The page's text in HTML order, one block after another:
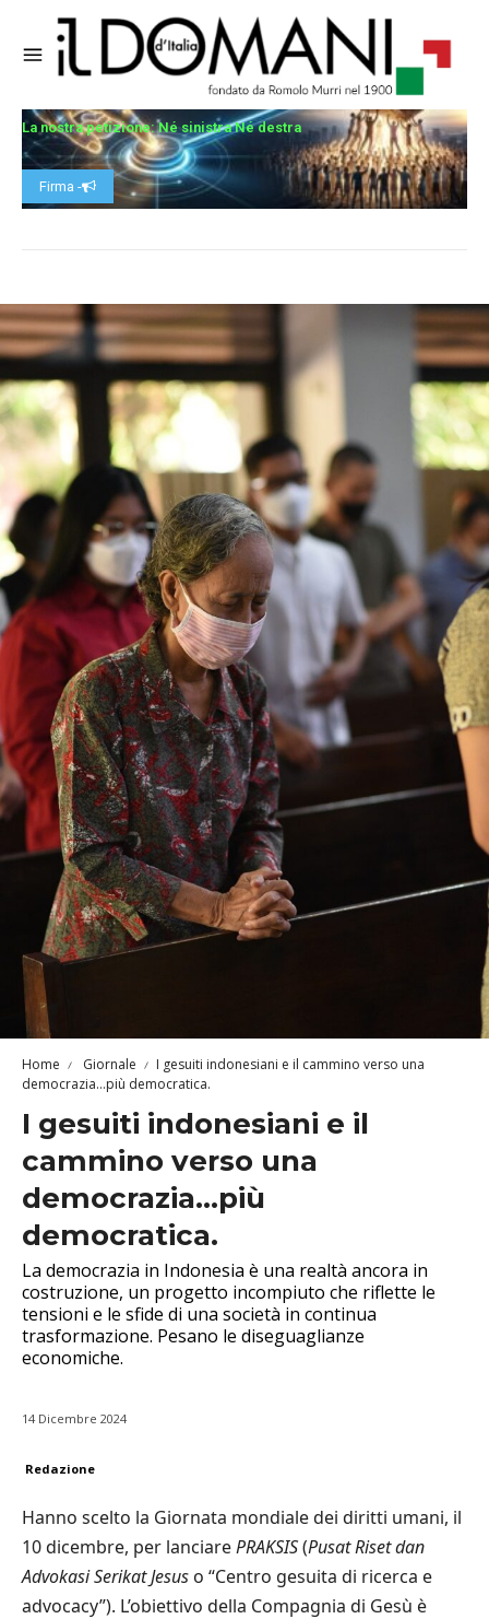
La nostra petizione: Né sinistra Né destra
Firma -
Home Giornale
I gesuiti indonesiani e il cammino verso una
democrazia…più democratica.
I gesuiti indonesiani e il
cammino verso una
democrazia…più
democratica.
La democrazia in Indonesia è una realtà ancora in
costruzione, un progetto incompiuto che riflette le
tensioni e le sfide di una società in continua
trasformazione. Pesano le diseguaglianze
economiche.
14 Dicembre 2024
Redazione
Hanno scelto la Giornata mondiale dei diritti umani, il
10 dicembre, per lanciarePRAKSIS(Pusat Riset dan
Advokasi Serikat Jesus o “Centro gesuita di ricerca e
advocacy”). L’obiettivo della Compagnia di Gesù è